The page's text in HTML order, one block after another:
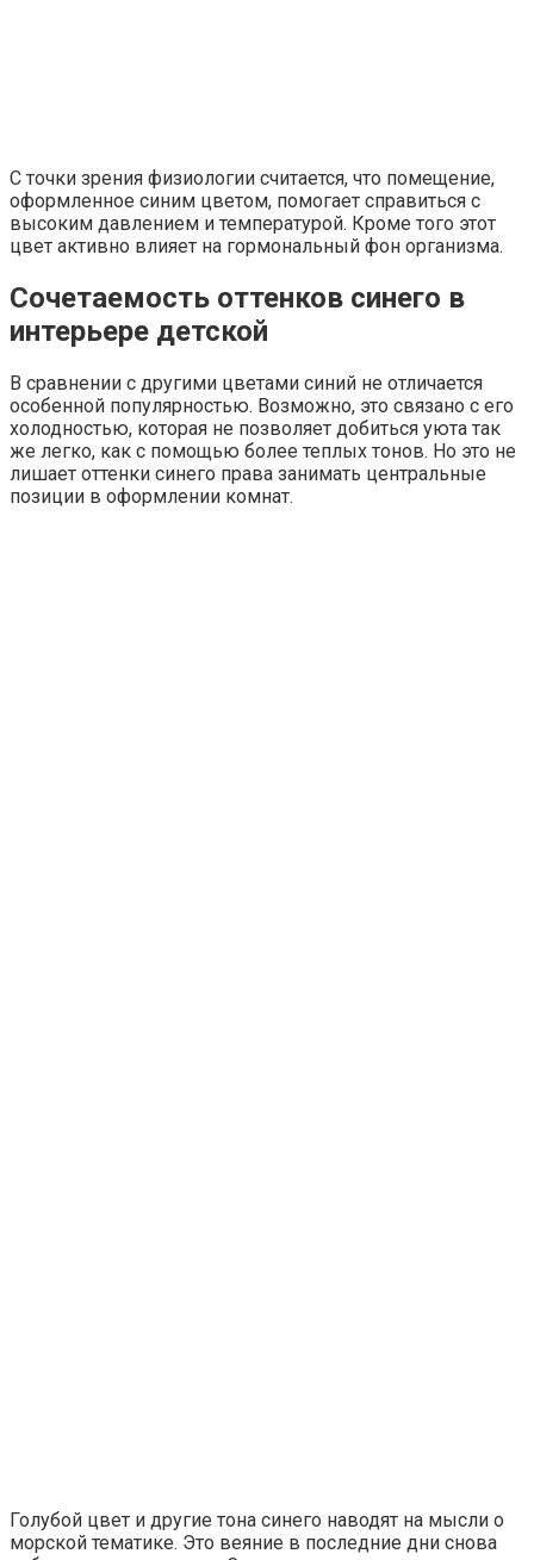
С точки зрения физиологии считается, что помещение,
оформленное синим цветом, помогает справиться с
высоким давлением и температурой. Кроме того этот
цвет активно влияет на гормональный фон организма.
Сочетаемость оттенков синего в
интерьере детской
В сравнении с другими цветами синий не отличается
особенной популярностью. Возможно, это связано с его
холодностью, которая не позволяет добиться уюта так
же легко, как с помощью более теплых тонов. Но это не
лишает оттенки синего права занимать центральные
позиции в оформлении комнат.
Голубой цвет и другие тона синего наводят на мысли о
морской тематике. Это веяние в последние дни снова